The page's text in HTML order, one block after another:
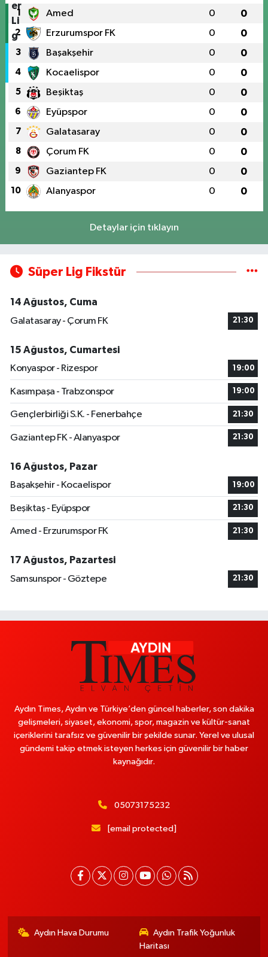
1 Amed 0 0
2 Erzurumspor FK 0 0
3 Başakşehir 0 0
4 Kocaelispor 0 0
5 Beşiktaş 0 0
6 Eyüpspor 0 0
7 Galatasaray 0 0
8 Çorum FK 0 0
9 Gaziantep FK 0 0
10 Alanyaspor 0 0
Detaylar için tıklayın
Süper Lig Fikstür
14 Ağustos, Cuma
Galatasaray - Çorum FK
21:30
15 Ağustos, Cumartesi
Konyaspor - Rizespor
19:00
Kasımpaşa - Trabzonspor 19:00
Gençlerbirliği S.K. - Fenerbahçe 21:30
Gaziantep FK - Alanyaspor 21:30
16 Ağustos, Pazar
Başakşehir - Kocaelispor
19:00
Beşiktaş - Eyüpspor 21:30
Amed - Erzurumspor FK 21:30
17 Ağustos, Pazartesi
Samsunspor - Göztepe
21:30
Aydın Times, Aydın ve Türkiye’den güncel haberler, son dakika
gelişmeleri, siyaset, ekonomi, spor, magazin ve kültür-sanat
içeriklerini tarafsız ve güvenilir bir şekilde sunar. Yerel ve ulusal
gündemi takip etmek isteyen herkes için güvenilir bir haber
kaynağıdır.
05073175232
[email protected]
Aydın Hava Durumu
Aydın Trafik Yoğunluk
Haritası